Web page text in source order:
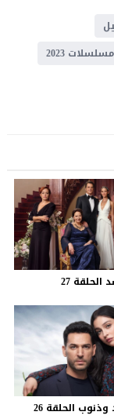
مسلسلات 2023
الحلقة 27
وذنوب الحلقة 26